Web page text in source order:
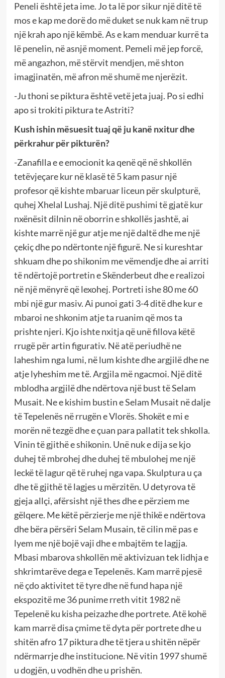
Peneli është jeta ime. Jo ta lë por sikur një ditë të
mos e kap me dorë do më duket se nuk kam në trup
një krah apo një këmbë. As e kam menduar kurrë ta
lë penelin, në asnjë moment. Pemeli më jep forcë,
më angazhon, më stërvit mendjen, më shton
imagjinatën, më afron më shumë me njerëzit.
-Ju thoni se piktura është vetë jeta juaj. Po si edhi
apo si trokiti piktura te Astriti?
Kush ishin mësuesit tuaj që ju kanë nxitur dhe
përkrahur për pikturën?
-Zanafilla e e emocionit ka qenë që në shkollën
tetëvjeçare kur në klasë të 5 kam pasur një
profesor që kishte mbaruar liceun për skulpturë,
quhej Xhelal Lushaj. Një ditë pushimi të gjatë kur
nxënësit dilnin në oborrin e shkollës jashtë, ai
kishte marrë një gur atje me një daltë dhe me një
çekiç dhe po ndërtonte një figurë. Ne si kureshtar
shkuam dhe po shikonim me vëmendje dhe ai arriti
të ndërtojë portretin e Skënderbeut dhe e realizoi
në një mënyrë që lexohej. Portreti ishe 80 me 60
mbi një gur masiv. Ai punoi gati 3-4 ditë dhe kur e
mbaroi ne shkonim atje ta ruanim që mos ta
prishte njeri. Kjo ishte nxitja që unë fillova këtë
rrugë për artin figurativ. Në atë periudhë ne
laheshim nga lumi, në lum kishte dhe argjilë dhe ne
atje lyheshim me të. Argjila më ngacmoi. Një ditë
mblodha argjilë dhe ndërtova një bust të Selam
Musait. Ne e kishim bustin e Selam Musait në dalje
të Tepelenës në rrugën e Vlorës. Shokët e mi e
morën në tezgë dhe e çuan para pallatit tek shkolla.
Vinin të gjithë e shikonin. Unë nuk e dija se kjo
duhej të mbrohej dhe duhej të mbulohej me një
leckë të lagur që të ruhej nga vapa. Skulptura u ça
dhe të gjithë të lagjes u mërzitën. U detyrova të
gjeja allçi, afërsisht një thes dhe e përziem me
gëlqere. Me këtë përzierje me një thikë e ndërtova
dhe bëra përsëri Selam Musain, të cilin më pas e
lyem me një bojë vaji dhe e mbajtëm te lagjja.
Mbasi mbarova shkollën më aktivizuan tek lidhja e
shkrimtarëve dega e Tepelenës. Kam marrë pjesë
në çdo aktivitet të tyre dhe në fund hapa një
ekspozitë me 36 punime rreth vitit 1982 në
Tepelenë ku kisha peizazhe dhe portrete. Atë kohë
kam marrë disa çmime të dyta për portrete dhe u
shitën afro 17 piktura dhe të tjera u shitën nëpër
ndërmarrje dhe institucione. Në vitin 1997 shumë
u dogjën, u vodhën dhe u prishën.